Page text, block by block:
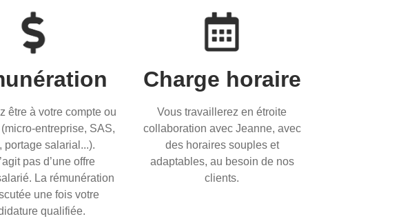
être à votre compte ou
entreprise, SAS,
portage salarial...).
pas d’une offre
La rémunération
une fois votre
qualifiée.
Charge horaire
Vous travaillerez en étroite
collaboration avec Jeanne, avec
des horaires souples et
adaptables, au besoin de nos
clients.